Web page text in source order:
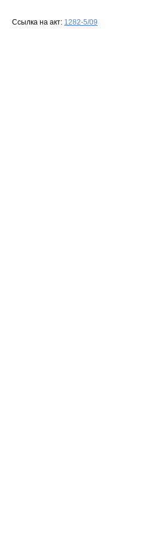
Ссылка на акт: 1282-5/09